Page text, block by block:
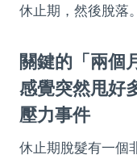
休止期，然後脫落。
關鍵的「兩個
感覺突然甩好
壓力事件
休止期脫髮有一個